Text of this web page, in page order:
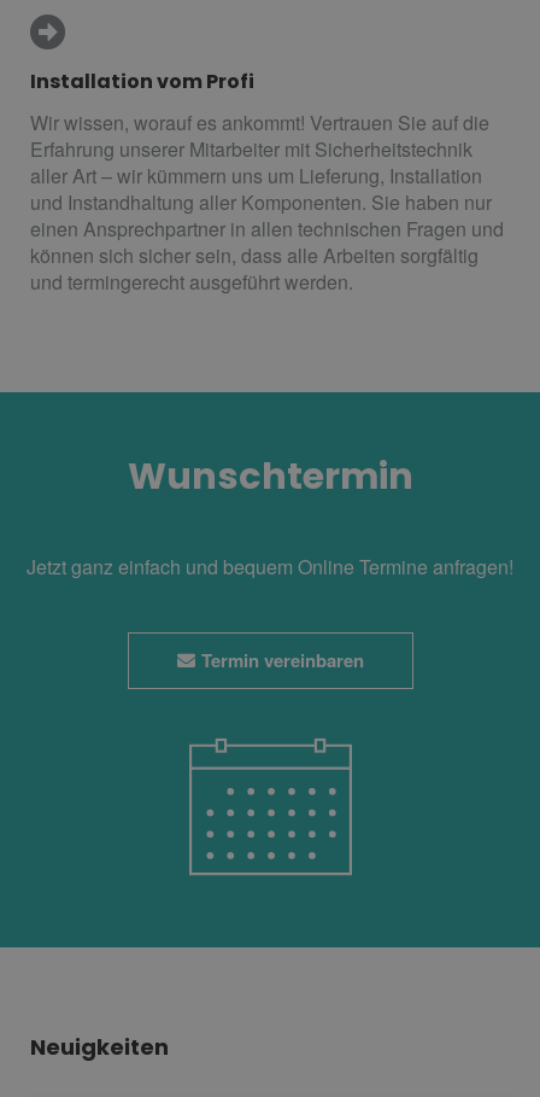
Installation vom Profi
Wir wissen, worauf es ankommt! Vertrauen Sie auf die
Erfahrung unserer Mitarbeiter mit Sicherheitstechnik
aller Art – wir kümmern uns um Lieferung, Installation
und Instandhaltung aller Komponenten. Sie haben nur
einen Ansprechpartner in allen technischen Fragen und
können sich sicher sein, dass alle Arbeiten sorgfältig
und termingerecht ausgeführt werden.
Wunschtermin
Jetzt ganz einfach und bequem Online Termine anfragen!
Termin vereinbaren
Neuigkeiten